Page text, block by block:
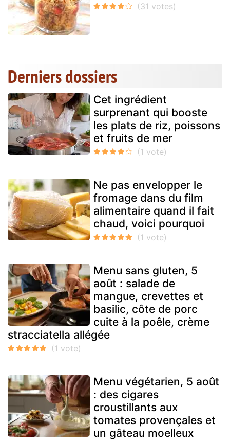
Derniers dossiers
Cet ingrédient
surprenant qui booste
les plats de riz, poissons
et fruits de mer
Ne pas envelopper le
fromage dans du film
alimentaire quand il fait
chaud, voici pourquoi
Menu sans gluten, 5
août : salade de
mangue, crevettes et
basilic, côte de porc
cuite à la poêle, crème
stracciatella allégée
Menu végétarien, 5 août
: des cigares
croustillants aux
tomates provençales et
un gâteau moelleux